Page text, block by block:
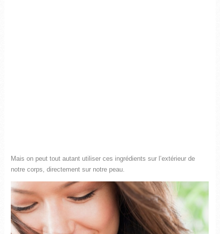
Mais on peut tout autant utiliser ces ingrédients sur l’extérieur de
notre corps, directement sur notre peau.